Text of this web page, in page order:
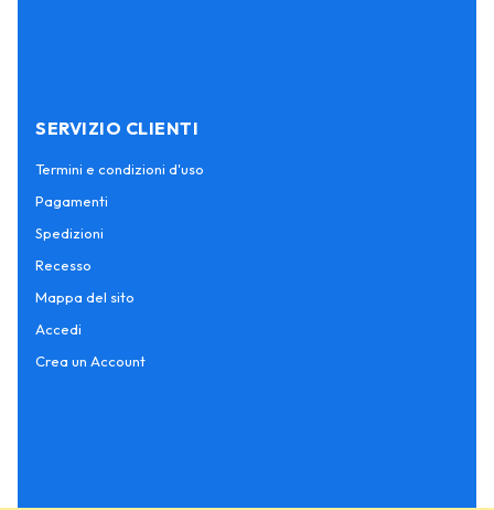
SERVIZIO CLIENTI
Termini e condizioni d'uso
Pagamenti
Spedizioni
Recesso
Mappa del sito
Accedi
Crea un Account